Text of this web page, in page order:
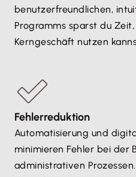
benutzerfreundlichen,
Programms sparst du
Kerngeschäft nutzen
Fehlerreduktion
Automatisierung und
minimieren Fehler bei der
administrativen Prozessen.